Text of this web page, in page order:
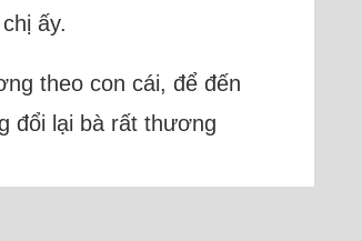
ấy.
theo con cái, để đến
đổi lại bà rất thương